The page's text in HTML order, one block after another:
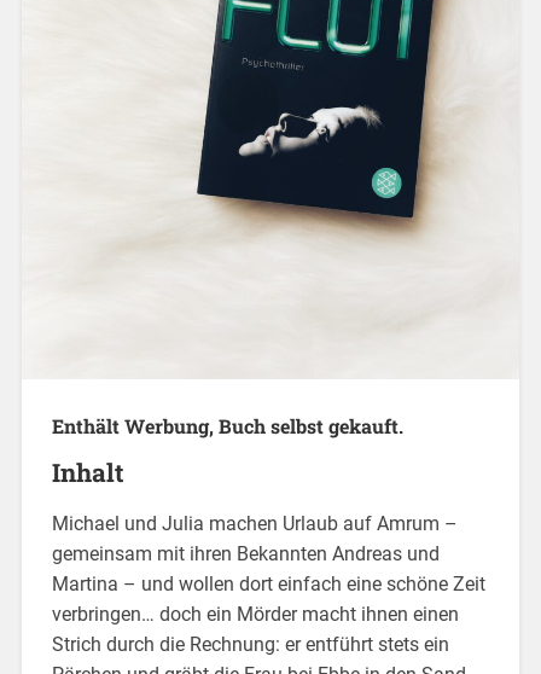
Enthält Werbung, Buch selbst gekauft.
Inhalt
Michael und Julia machen Urlaub auf Amrum –
gemeinsam mit ihren Bekannten Andreas und
Martina – und wollen dort einfach eine schöne Zeit
verbringen… doch ein Mörder macht ihnen einen
Strich durch die Rechnung: er entführt stets ein